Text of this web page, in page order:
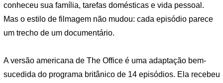
conheceu sua família, tarefas domésticas e vida pessoal.
Mas o estilo de filmagem não mudou: cada episódio parece
um trecho de um documentário.
A versão americana de The Office é uma adaptação bem-
sucedida do programa britânico de 14 episódios. Ela recebeu